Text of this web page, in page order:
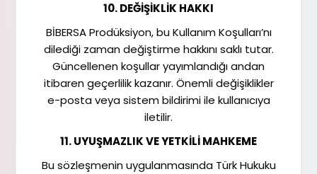
10. DEĞİŞİKLİK HAKKI
BİBERSA Prodüksiyon, bu Kullanım Koşulları’nı
dilediği zaman değiştirme hakkını saklı tutar.
Güncellenen koşullar yayımlandığı andan
itibaren geçerlilik kazanır. Önemli değişiklikler
e-posta veya sistem bildirimi ile kullanıcıya
iletilir.
11. UYUŞMAZLIK VE YETKİLİ MAHKEME
Bu sözleşmenin uygulanmasında Türk Hukuku